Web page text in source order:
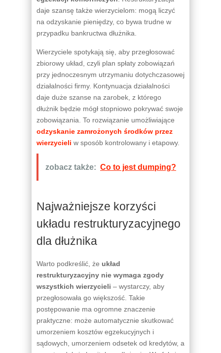
daje szansę także wierzycielom: mogą liczyć
na odzyskanie pieniędzy, co bywa trudne w
przypadku bankructwa dłużnika.
Wierzyciele spotykają się, aby przegłosować
zbiorowy układ, czyli plan spłaty zobowiązań
przy jednoczesnym utrzymaniu dotychczasowej
działalności firmy. Kontynuacja działalności
daje duże szanse na zarobek, z którego
dłużnik będzie mógł stopniowo pokrywać swoje
zobowiązania. To rozwiązanie umożliwiające
odzyskanie zamrożonych środków przez
wierzycieli w sposób kontrolowany i etapowy.
zobacz także: Co to jest dumping?
Najważniejsze korzyści
układu restrukturyzacyjnego
dla dłużnika
Warto podkreślić, że układ
restrukturyzacyjny nie wymaga zgody
wszystkich wierzycieli – wystarczy, aby
przegłosowała go większość. Takie
postępowanie ma ogromne znaczenie
praktyczne: może automatycznie skutkować
umorzeniem kosztów egzekucyjnych i
sądowych, umorzeniem odsetek od kredytów, a